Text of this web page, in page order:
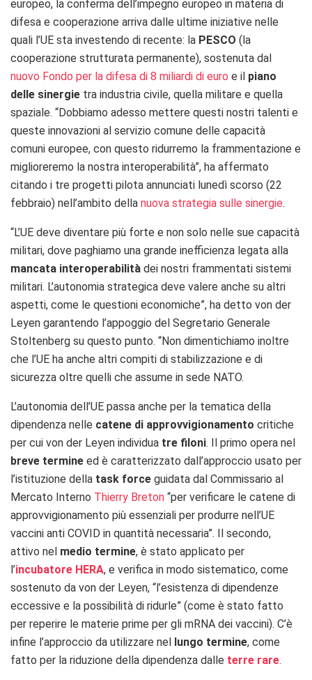
europeo, la conferma dell’impegno europeo in materia di
difesa e cooperazione arriva dalle ultime iniziative nelle
quali l’UE sta investendo di recente: la PESCO (la
cooperazione strutturata permanente), sostenuta dal
nuovo Fondo per la difesa di 8 miliardi di euro e il piano
delle sinergie tra industria civile, quella militare e quella
spaziale. “Dobbiamo adesso mettere questi nostri talenti e
queste innovazioni al servizio comune delle capacità
comuni europee, con questo ridurremo la frammentazione e
miglioreremo la nostra interoperabilità”, ha affermato
citando i tre progetti pilota annunciati lunedì scorso (22
febbraio) nell’ambito della nuova strategia sulle sinergie.
“L’UE deve diventare più forte e non solo nelle sue capacità
militari, dove paghiamo una grande inefficienza legata alla
mancata interoperabilità dei nostri frammentati sistemi
militari. L’autonomia strategica deve valere anche su altri
aspetti, come le questioni economiche”, ha detto von der
Leyen garantendo l’appoggio del Segretario Generale
Stoltenberg su questo punto. “Non dimentichiamo inoltre
che l’UE ha anche altri compiti di stabilizzazione e di
sicurezza oltre quelli che assume in sede NATO.
L’autonomia dell’UE passa anche per la tematica della
dipendenza nelle catene di approvvigionamento critiche
per cui von der Leyen individua tre filoni. Il primo opera nel
breve termine ed è caratterizzato dall’approccio usato per
l’istituzione della task force guidata dal Commissario al
Mercato Interno Thierry Breton “per verificare le catene di
approvvigionamento più essenziali per produrre nell’UE
vaccini anti COVID in quantità necessaria”. Il secondo,
attivo nel medio termine, è stato applicato per
l’incubatore HERA, e verifica in modo sistematico, come
sostenuto da von der Leyen, “l’esistenza di dipendenze
eccessive e la possibilità di ridurle” (come è stato fatto
per reperire le materie prime per gli mRNA dei vaccini). C’è
infine l’approccio da utilizzare nel lungo termine, come
fatto per la riduzione della dipendenza dalle terre rare.